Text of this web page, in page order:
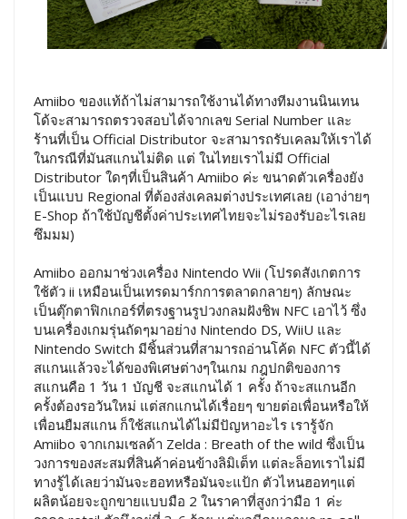
Amiibo ของแท้ถ้าไม่สามารถใช้งานได้ทางทีมงานนินเทน
โด้จะสามารถตรวจสอบได้จากเลข Serial Number และ
ร้านที่เป็น Official Distributor จะสามารถรับเคลมให้เราได้
ในกรณีที่มันสแกนไม่ติด แต่ ในไทยเราไม่มี Official
Distributor ใดๆที่เป็นสินค้า Amiibo ค่ะ ขนาดตัวเครื่องยัง
เป็นแบบ Regional ที่ต้องส่งเคลมต่างประเทศเลย (เอาง่ายๆ
E-Shop ถ้าใช้บัญชีตั้งค่าประเทศไทยจะไม่รองรับอะไรเลย
ซึมมม)
Amiibo ออกมาช่วงเครื่อง Nintendo Wii (โปรดสังเกตการ
ใช้ตัว ii เหมือนเป็นเทรดมาร์กการตลาดกลายๆ) ลักษณะ
เป็นตุ๊กตาฟิกเกอร์ที่ตรงฐานรูปวงกลมฝังชิพ NFC เอาไว้ ซึ่ง
บนเครื่องเกมรุ่นถัดๆมาอย่าง Nintendo DS, WiiU และ
Nintendo Switch มีชิ้นส่วนที่สามารถอ่านโค้ด NFC ตัวนี้ได้
สแกนแล้วจะได้ของพิเศษต่างๆในเกม กฎปกติของการ
สแกนคือ 1 วัน 1 บัญชี จะสแกนได้ 1 ครั้ง ถ้าจะสแกนอีก
ครั้งต้องรอวันใหม่ แต่สกแกนได้เรื่อยๆ ขายต่อเพื่อนหรือให้
เพื่อนยืมสแกน ก็ใช้สแกนได้ไม่มีปัญหาอะไร เรารู้จัก
Amiibo จากเกมเซลด้า Zelda : Breath of the wild ซึ่งเป็น
วงการของสะสมที่สินค้าค่อนข้างลิมิเต็ท แต่ละล็อทเราไม่มี
ทางรู้ได้เลยว่ามันจะฮอทหรือมันจะแป้ก ตัวไหนฮอทๆแต่
ผลิตน้อยจะถูกขายแบบมือ 2 ในราคาที่สูงกว่ามือ 1 ค่ะ